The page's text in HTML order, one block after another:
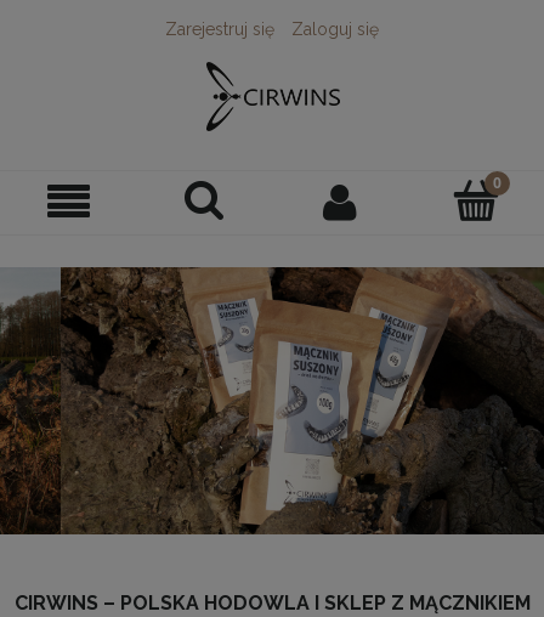
Zarejestruj się Zaloguj się
CIRWINS – POLSKA HODOWLA I SKLEP Z MĄCZNIKIEM